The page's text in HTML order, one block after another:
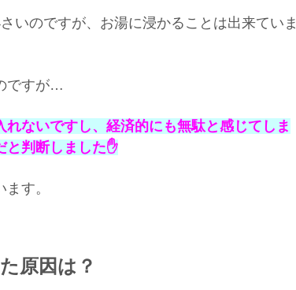
いのですが、お湯に浸かることは出来ていま
ですが…
ないですし、経済的にも無駄と感じてしま
と判断しました✋
す。
原因は？